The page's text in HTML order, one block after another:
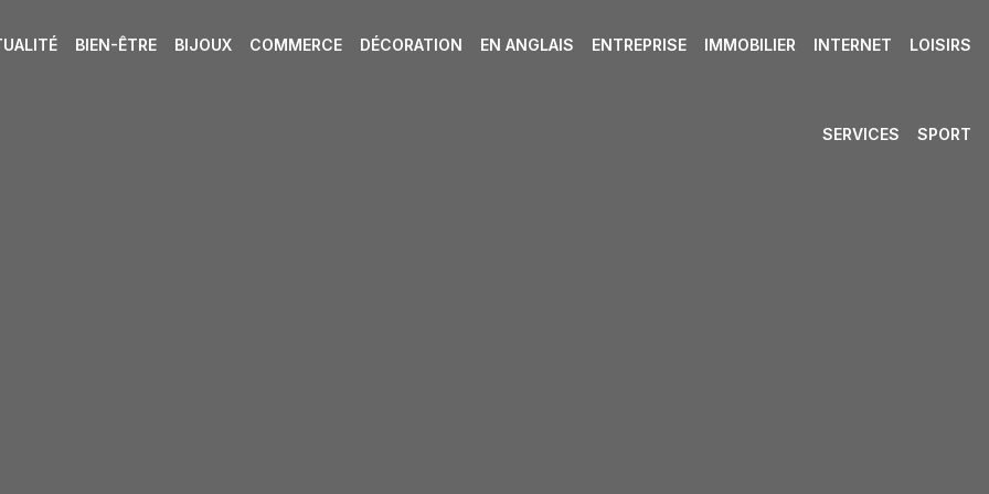
BIEN-ÊTRE BIJOUX COMMERCE DÉCORATION EN ANGLAIS ENTREPRISE IMMOBILIER INTERNET LOISIRS
SERVICES SPORT